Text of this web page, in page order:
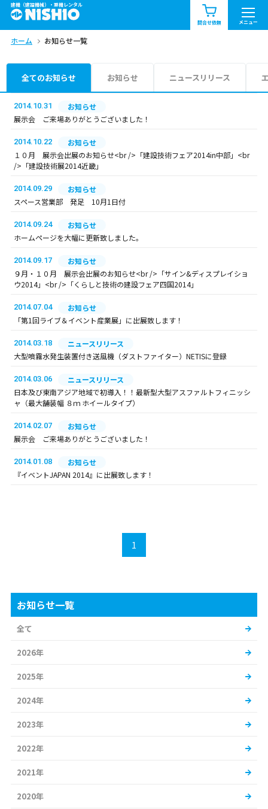
建機（建設機械）・重機レンタル
問合せ依頼 メニュー
商品一覧 お知らせ一覧
問合せ依頼リスト
エリア情報を見る
九州・沖縄（外部）
ホーム お知らせ一覧
全てのお知らせ お知らせ ニュースリリース
2014.10.31
お知らせ
展示会 ご来場ありがとうございました！
2014.10.22
お知らせ
１０月 展示会出展のお知らせ<br />「建設技術フェア2014in中部」<br
/>「建設技術展2014近畿」
2014.09.29
お知らせ
スペース営業部 発足 10月1日付
2014.09.24
お知らせ
ホームページを大幅に更新致しました。
2014.09.17
お知らせ
９月・１０月 展示会出展のお知らせ<br />「サイン&ディスプレイショ
ウ2014」<br />「くらしと技術の建設フェア四国2014」
2014.07.04
お知らせ
「第1回ライブ＆イベント産業展」に出展致します！
2014.03.18
ニュースリリース
大型噴霧水発生装置付き送風機（ダストファイター）NETISに登録
2014.03.06
ニュースリリース
日本及び東南アジア地域で初導入！！最新型大型アスファルトフィニッシ
ャ（最大舗装幅 ８ｍ ホイールタイプ）
2014.02.07
お知らせ
展示会 ご来場ありがとうございました！
2014.01.08
お知らせ
『イベントJAPAN 2014』に出展致します！
1
お知らせ一覧
全て
2026年
2025年
2024年
2023年
2022年
2021年
2020年